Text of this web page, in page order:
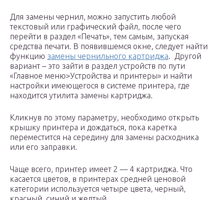
Для замены чернил, можно запустить любой
текстовый или графический файл, после чего
перейти в раздел «Печать», тем самым, запуская
средства печати. В появившемся окне, следует найти
функцию замены чернильного картриджа. Другой
вариант – это зайти в раздел устройств по пути
«Главное меню>Устройства и принтеры» и найти
настройки имеющегося в системе принтера, где
находится утилита замены картриджа.
Кликнув по этому параметру, необходимо открыть
крышку принтера и дождаться, пока каретка
переместится на середину для замены расходника
или его заправки.
Чаще всего, принтер имеет 2 — 4 картриджа. Что
касается цветов, в принтерах средней ценовой
категории используется четыре цвета, черный,